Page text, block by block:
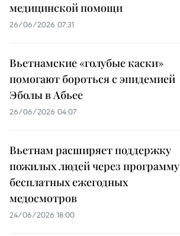
медицинской помощи
26/06/2026 07:31
Вьетнамские «голубые каски»
помогают бороться с эпидемией
Эболы в Абьее
26/06/2026 04:07
Вьетнам расширяет поддержку
пожилых людей через программу
бесплатных ежегодных
медосмотров
24/06/2026 18:00